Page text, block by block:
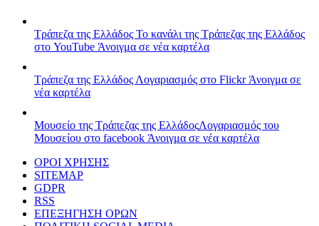
Τράπεζα της Ελλάδος Το κανάλι της Τράπεζας της Ελλάδος
στο YouTube Άνοιγμα σε νέα καρτέλα
Τράπεζα της Ελλάδος Λογαριασμός στο FlickrΆνοιγμα σε
νέα καρτέλα
Μουσείο της Τράπεζας της ΕλλάδοςΛογαριασμός του
Μουσείου στο facebook Άνοιγμα σε νέα καρτέλα
ΟΡΟΙ ΧΡΗΣΗΣ
SITEMAP
GDPR
RSS
ΕΠΕΞΗΓΗΣΗ ΟΡΩΝ